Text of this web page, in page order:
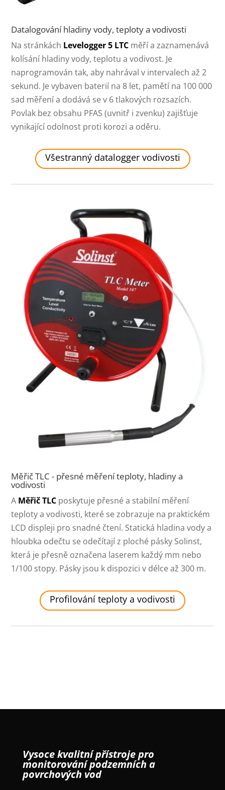
Datalogování hladiny vody, teploty a vodivosti
Na stránkách Levelogger 5 LTC měří a zaznamenává
kolísání hladiny vody, teplotu a vodivost. Je
naprogramován tak, aby nahrával v intervalech až 2
sekund. Je vybaven baterií na 8 let, pamětí na 100 000
sad měření a dodává se v 6 tlakových rozsazích.
Povlak bez obsahu PFAS (uvnitř i zvenku) zajišťuje
vynikající odolnost proti korozi a oděru.
Všestranný datalogger vodivosti
Měřič TLC - přesné měření teploty, hladiny a
vodivosti
A Měřič TLC poskytuje přesné a stabilní měření
teploty a vodivosti, které se zobrazuje na praktickém
LCD displeji pro snadné čtení. Statická hladina vody a
hloubka odečtu se odečítají z ploché pásky Solinst,
která je přesně označena laserem každý mm nebo
1/100 stopy. Pásky jsou k dispozici v délce až 300 m.
Profilování teploty a vodivosti
Vysoce kvalitní přístroje pro
monitorování podzemních a
povrchových vod